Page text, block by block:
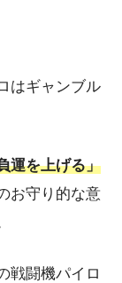
はギャンブル
運を上げる」
お守り的な意
戦闘機パイロ